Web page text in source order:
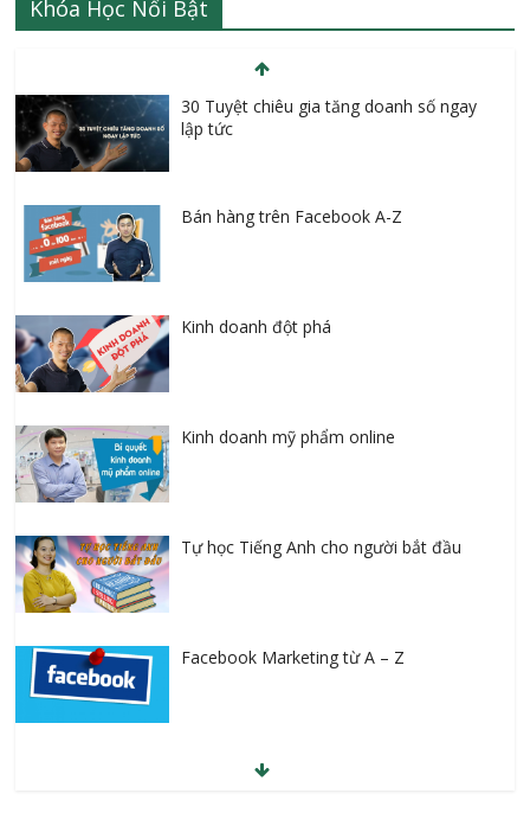
Khóa Học Nổi Bật
Bán hàng trên Facebook A-Z
Kinh doanh đột phá
Kinh doanh mỹ phẩm online
Tự học Tiếng Anh cho người bắt đầu
Facebook Marketing từ A – Z
30 Tuyệt chiêu gia tăng doanh số ngay